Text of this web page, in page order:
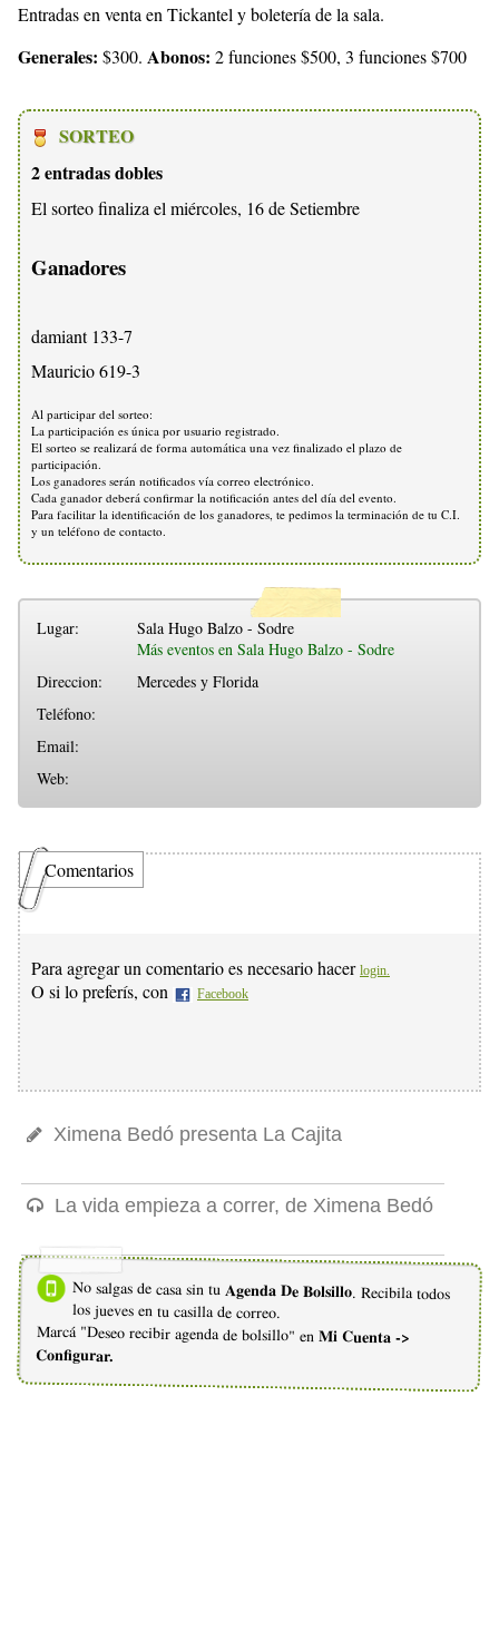
Entradas en venta en Tickantel y boletería de la sala.
Generales: $300. Abonos: 2 funciones $500, 3 funciones $700
SORTEO
2 entradas dobles
El sorteo finaliza el miércoles, 16 de Setiembre
Ganadores
damiant 133-7
Mauricio 619-3
Al participar del sorteo:
La participación es única por usuario registrado.
El sorteo se realizará de forma automática una vez finalizado el plazo de
participación.
Los ganadores serán notificados vía correo electrónico.
Cada ganador deberá confirmar la notificación antes del día del evento.
Para facilitar la identificación de los ganadores, te pedimos la terminación de tu C.I.
y un teléfono de contacto.
Lugar:
Sala Hugo Balzo - Sodre
Más eventos en Sala Hugo Balzo - Sodre
Direccion:
Mercedes y Florida
Teléfono:
Email:
Web:
Comentarios
Para agregar un comentario es necesario hacer login.
O si lo preferís, con Facebook
Ximena Bedó presenta La Cajita
La vida empieza a correr, de Ximena Bedó
No salgas de casa sin tu Agenda De Bolsillo. Recibila todos
los jueves en tu casilla de correo.
Marcá "Deseo recibir agenda de bolsillo" en Mi Cuenta ->
Configurar.